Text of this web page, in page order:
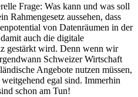
Frage: Was kann und was soll
Rahmengesetz aussehen, dass
von Datenräumen in der
auch die digitale
gestärkt wird. Denn wenn wir
Schweizer Wirtschaft
Angebote nutzen müssen,
egal sind. Immerhin
schon am Tun!